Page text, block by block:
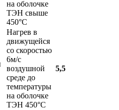
на оболочке
ТЭН свыше
450°С
Нагрев в
движущейся
со скоростью
6м/с
воздушной
среде до
температуры
на оболочке
ТЭН 450°С
5,5